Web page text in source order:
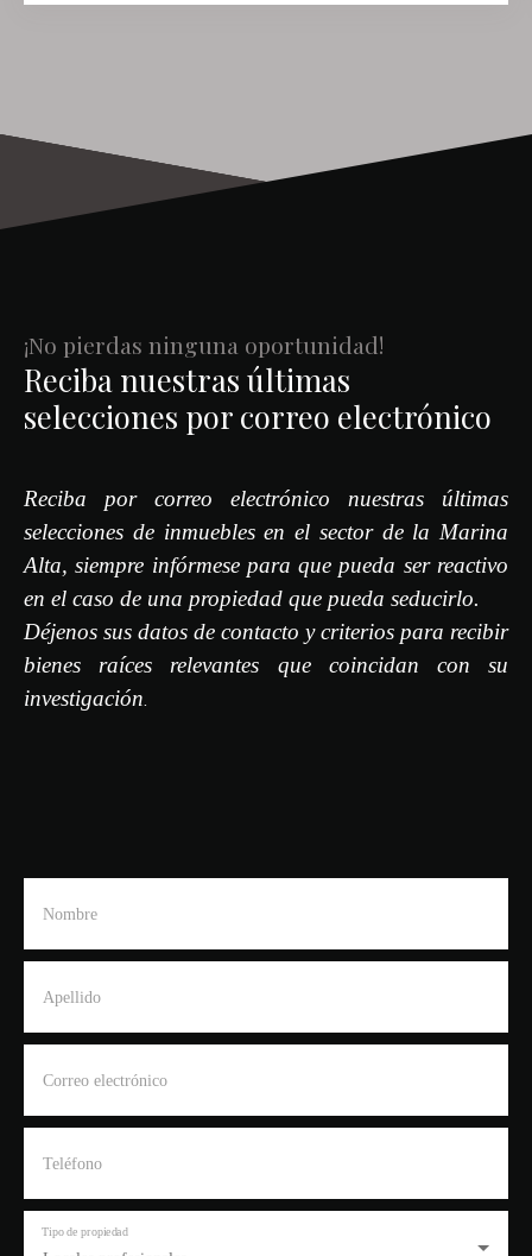
¡No pierdas ninguna oportunidad!
Reciba nuestras últimas
selecciones por correo electrónico
Reciba por correo electrónico nuestras últimas
selecciones de inmuebles en el sector de la Marina
Alta, siempre infórmese para que pueda ser reactivo
en el caso de una propiedad que pueda seducirlo.
Déjenos sus datos de contacto y criterios para recibir
bienes raíces relevantes que coincidan con su
investigación
Nombre
Apellido
Correo electrónico
Teléfono
Tipo de propiedad